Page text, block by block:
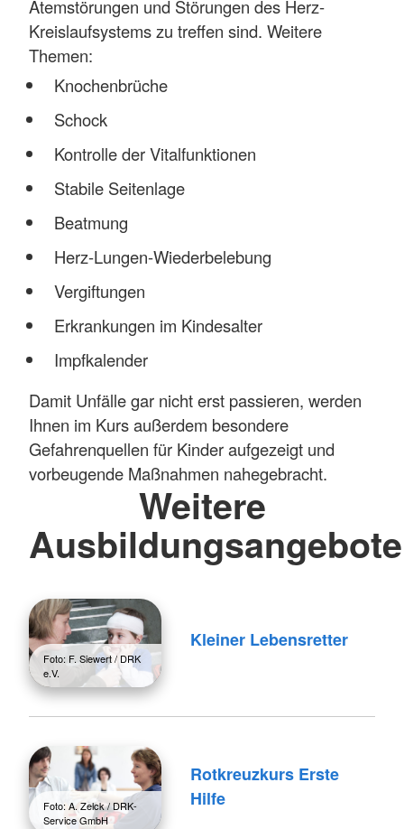
Atemstörungen und Störungen des Herz-
Kreislaufsystems zu treffen sind. Weitere
Themen:
Knochenbrüche
Schock
Kontrolle der Vitalfunktionen
Stabile Seitenlage
Beatmung
Herz-Lungen-Wiederbelebung
Vergiftungen
Erkrankungen im Kindesalter
Impfkalender
Damit Unfälle gar nicht erst passieren, werden
Ihnen im Kurs außerdem besondere
Gefahrenquellen für Kinder aufgezeigt und
vorbeugende Maßnahmen nahegebracht.
Weitere
Ausbildungsangebote
Foto: F. Siewert / DRK
e.V.
Kleiner Lebensretter
Foto: A. Zelck / DRK-
Service GmbH
Rotkreuzkurs Erste
Hilfe